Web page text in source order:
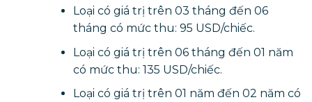
Loại có giá trị trên 03 tháng đến 06
tháng có mức thu: 95 USD/chiếc.
Loại có giá trị trên 06 tháng đến 01 năm
có mức thu: 135 USD/chiếc.
Loại có giá trị trên 01 năm đến 02 năm có